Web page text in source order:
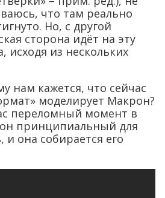
что там реально
Но, с другой
сторона идёт на эту
исходя из нескольких
нам кажется, что сейчас
моделирует Макрон?
переломный момент в
принципиальный для
и она собирается его